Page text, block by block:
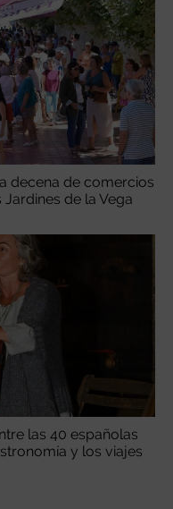
decena de comercios
de la Vega
las 40 españolas
y los viajes